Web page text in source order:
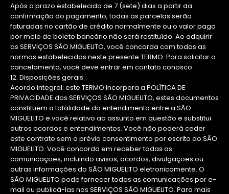
Após o prazo estabelecido de 7 (sete) dias a partir da
confirmação do pagamento, todas as parcelas serão
faturadas no cartão de crédito normalmente ou o valor pago
por meio de boleto bancário não será restituído. Ao adquirir
os SERVIÇOS SÃO MIGUELITO, você concorda com todas as
normas estabelecidas neste presente TERMO. Para solicitar o
cancelamento, você deve entrar em contato conosco.
12. Disposições gerais
Acordo integral: este TERMO incorpora a POLÍTICA DE
PRIVACIDADE dos SERVIÇOS SÃO MIGUELITO, estes documentos
constituem a totalidade do entendimento entre a SÃO
MIGUELITO e você relativo ao assunto em questão e substitui
outros acordos e entendimentos. Você não poderá ceder
este contrato sem o prévio consentimento por escrito do SÃO
MIGUELITO. Você concorda em receber todas as
comunicações, incluindo avisos, acordos, divulgações ou
outras informações do SÃO MIGUELITO eletronicamente. O
SÃO MIGUELITO pode fornecer todas as comunicações por e-
mail ou publicá-las nos SERVIÇOS SÃO MIGUELITO. Para mais